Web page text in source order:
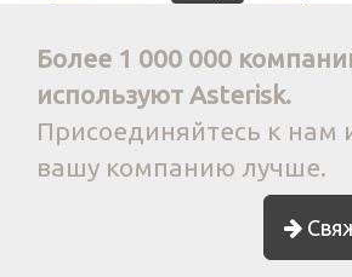
Более 1 000 000
используют Asterisk.
Присоединяйтесь к нам
вашу компанию лучше.